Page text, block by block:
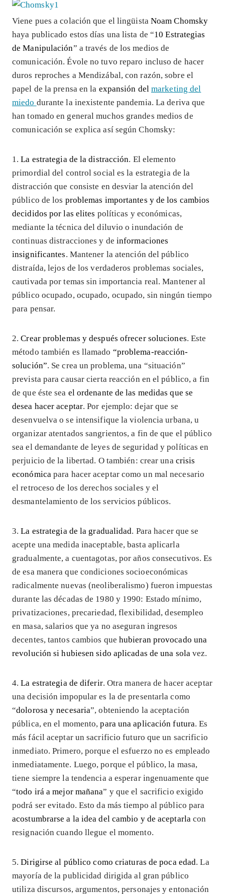
Viene pues a colación que el lingüista Noam Chomsky
haya publicado estos días una lista de “10 Estrategias
de Manipulación” a través de los medios de
comunicación. Évole no tuvo reparo incluso de hacer
duros reproches a Mendizábal, con razón, sobre el
papel de la prensa en la expansión del marketing del
miedo durante la inexistente pandemia. La deriva que
han tomado en general muchos grandes medios de
comunicación se explica así según Chomsky:
1.La estrategia de la distracción. El elemento
primordial del control social es la estrategia de la
distracción que consiste en desviar la atención del
público de los problemas importantes y de los cambios
decididos por las elites políticas y económicas,
mediante la técnica del diluvio o inundación de
continuas distracciones y de informaciones
insignificantes. Mantener la atención del público
distraída, lejos de los verdaderos problemas sociales,
cautivada por temas sin importancia real. Mantener al
público ocupado, ocupado, ocupado, sin ningún tiempo
para pensar.
2.Crear problemas y después ofrecer soluciones. Este
método también es llamado “problema-reacción-
solución”. Se crea un problema, una “situación”
prevista para causar cierta reacción en el público, a fin
de que éste sea el ordenante de las medidas que se
desea hacer aceptar. Por ejemplo: dejar que se
desenvuelva o se intensifique la violencia urbana, u
organizar atentados sangrientos, a fin de que el público
sea el demandante de leyes de seguridad y políticas en
perjuicio de la libertad. O también: crear una crisis
económicapara hacer aceptar como un mal necesario
el retroceso de los derechos sociales y el
desmantelamiento de los servicios públicos.
3.La estrategia de la gradualidad. Para hacer que se
acepte una medida inaceptable, basta aplicarla
gradualmente, a cuentagotas, por años consecutivos. Es
de esa manera que condiciones socioeconómicas
radicalmente nuevas (neoliberalismo) fueron impuestas
durante las décadas de 1980 y 1990: Estado mínimo,
privatizaciones, precariedad, flexibilidad, desempleo
en masa, salarios que ya no aseguran ingresos
decentes, tantos cambios que hubieran provocado una
revolución si hubiesen sido aplicadas de una solavez.
4.La estrategia de diferir. Otra manera de hacer aceptar
una decisión impopular es la de presentarla como
“dolorosa y necesaria”, obteniendo la aceptación
pública, en el momento,para una aplicación futura. Es
más fácil aceptar un sacrificio futuro que un sacrificio
inmediato. Primero, porque el esfuerzo no es empleado
inmediatamente. Luego, porque el público, la masa,
tiene siempre la tendencia a esperar ingenuamente que
“todo irá a mejor mañana” y que el sacrificio exigido
podrá ser evitado. Esto da más tiempo al público para
acostumbrarse a la idea del cambio y de aceptarlacon
resignación cuando llegue el momento.
5.Dirigirse al público como criaturas de poca edad. La
mayoría de la publicidad dirigida al gran público
utiliza discursos, argumentos, personajes y entonación